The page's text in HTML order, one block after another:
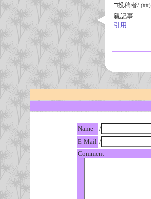
□投稿者/
親記事
引用
Name
/
E-Mail /
Comment